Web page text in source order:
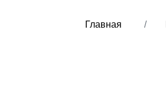
Главная